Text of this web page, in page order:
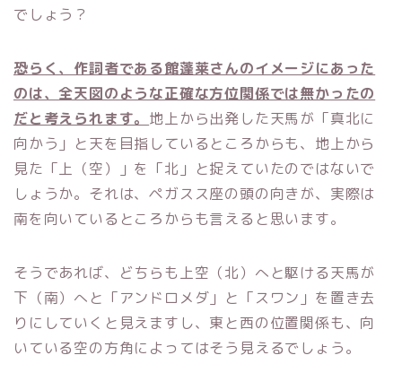
でしょう？
恐らく、作詞者である館蓬莱さんのイメージにあった
のは、全天図のような正確な方位関係では無かったの
だと考えられます。 地上から出発した天馬が「真北に
向かう」と天を目指しているところからも、地上から
見た「上（空）」を「北」と捉えていたのではないで
しょうか。それは、ペガスス座の頭の向きが、実際は
南を向いているところからも言えると思います。
そうであれば、どちらも上空（北）へと駆ける天馬が
下（南）へと「アンドロメダ」と「スワン」を置き去
りにしていくと見えますし、東と西の位置関係も、向
いている空の方角によってはそう見えるでしょう。